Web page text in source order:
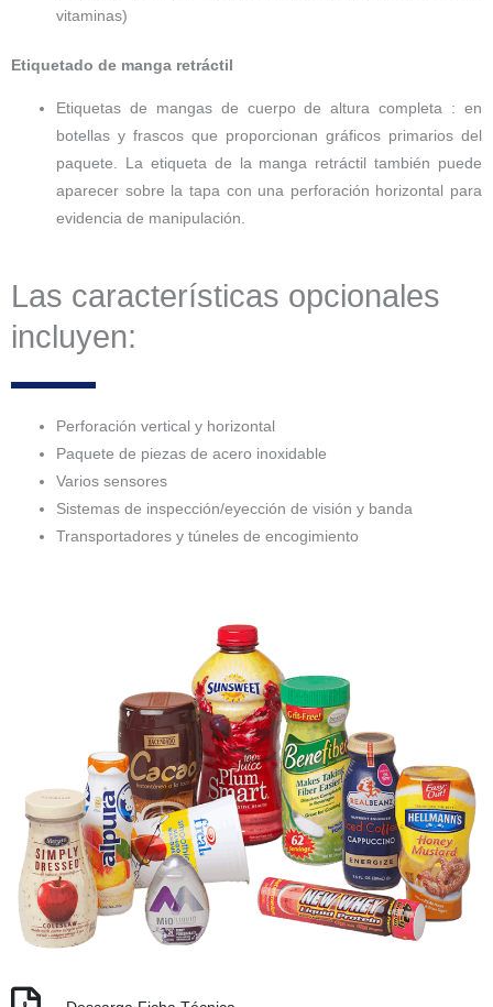
vitaminas)
Etiquetado de manga retráctil
Etiquetas de mangas de cuerpo de altura completa : en
botellas y frascos que proporcionan gráficos primarios del
paquete. La etiqueta de la manga retráctil también puede
aparecer sobre la tapa con una perforación horizontal para
evidencia de manipulación.
Las características opcionales
incluyen:
Perforación vertical y horizontal
Paquete de piezas de acero inoxidable
Varios sensores
Sistemas de inspección/eyección de visión y banda
Transportadores y túneles de encogimiento